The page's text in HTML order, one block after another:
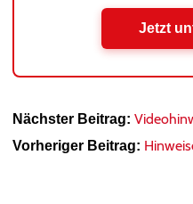
Jetzt
Nächster Beitrag:
Vorheriger Beitrag: